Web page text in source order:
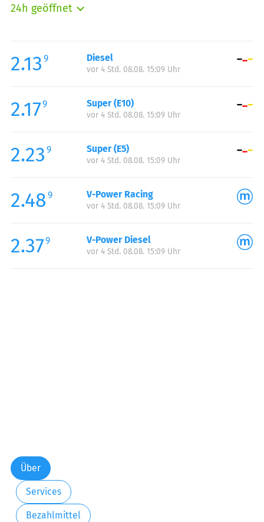
24h geöffnet
Mittwoch:
00:00-24:00
Donnerstag:
Samstag:
00:00-24:00
Sonntag:
2.13 9 Diesel
vor 4 Std. 08.08. 15:09 Uhr
2.179 Super (E10)
vor 4 Std. 08.08. 15:09 Uhr
2.23 9 Super (E5)
vor 4 Std. 08.08. 15:09 Uhr
2.48 9 V-Power Racing
vor 4 Std. 08.08. 15:09 Uhr
2.379 V-Power Diesel
vor 4 Std. 08.08. 15:09 Uhr
Über
Services
Bezahlmittel